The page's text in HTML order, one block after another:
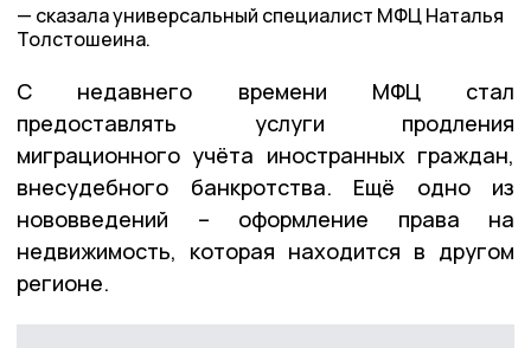
сказала универсальный специалист МФЦ Наталья
Толстошеина.
С недавнего времени МФЦ стал
предоставлять услуги продления
миграционного учёта иностранных граждан,
внесудебного банкротства. Ещё одно из
нововведений – оформление права на
недвижимость, которая находится в другом
регионе.